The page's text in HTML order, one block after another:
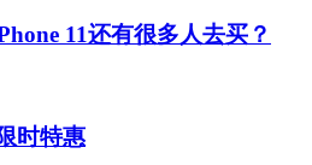
11还有很多人去买？
时特惠